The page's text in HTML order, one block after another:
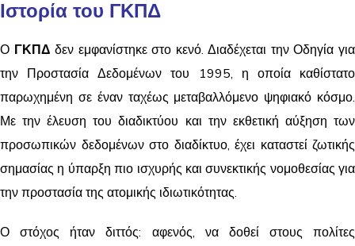
Ιστορία του ΓΚΠΔ
Ο ΓΚΠΔ δεν εμφανίστηκε στο κενό. Διαδέχεται την Οδηγία για
την Προστασία Δεδομένων του 1995, η οποία καθίστατο
παρωχημένη σε έναν ταχέως μεταβαλλόμενο ψηφιακό κόσμο.
Με την έλευση του διαδικτύου και την εκθετική αύξηση των
προσωπικών δεδομένων στο διαδίκτυο, έχει καταστεί ζωτικής
σημασίας η ύπαρξη πιο ισχυρής και συνεκτικής νομοθεσίας για
την προστασία της ατομικής ιδιωτικότητας.
Ο στόχος ήταν διττός: αφενός, να δοθεί στους πολίτες